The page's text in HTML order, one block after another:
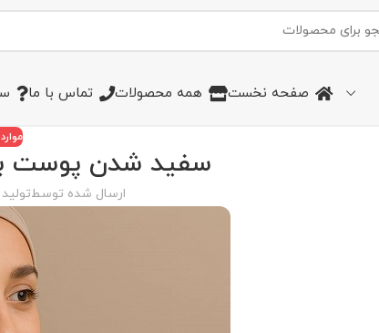
صفحه نخست همه محصولات تماس با ما
سفید شدن پوست با
ارسال شده توسط